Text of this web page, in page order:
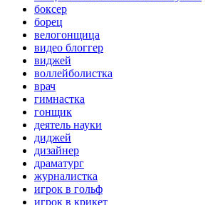
боксер
борец
велогонщица
видео блоггер
виджей
воллейболистка
врач
гимнастка
гонщик
деятель науки
диджей
дизайнер
драматург
журналистка
игрок в гольф
игрок в крикет